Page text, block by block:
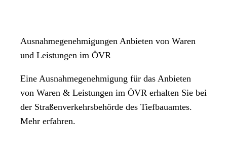
Ausnahmegenehmigungen Anbieten von Waren
und Leistungen im ÖVR
Eine Ausnahmegenehmigung für das Anbieten
von Waren & Leistungen im ÖVR erhalten Sie bei
der Straßenverkehrsbehörde des Tiefbauamtes.
Mehr erfahren.